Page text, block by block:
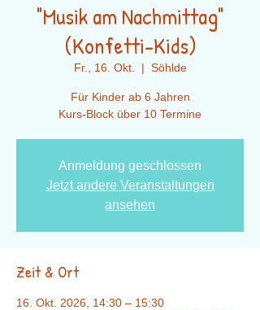
"Musik am Nachmittag"
(Konfetti-Kids)
Fr., 16. Okt.
  |
Söhlde
Für Kinder ab 6 Jahren
Kurs-Block über 10 Termine
Anmeldung geschlossen
Jetzt andere Veranstaltungen
ansehen
Zeit & Ort
16. Okt. 2026, 14:30 – 15:30